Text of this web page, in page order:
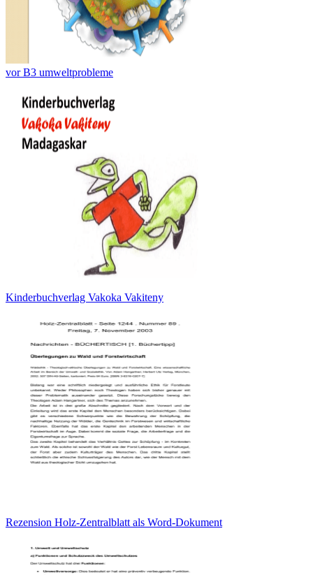
vor B3 umweltprobleme
Kinderbuchverlag Vakoka Vakiteny
Rezension Holz-Zentralblatt als Word-Dokument